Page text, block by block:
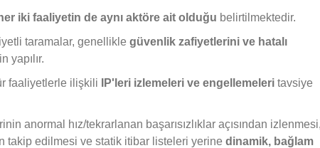
her iki faaliyetin de aynı aktöre ait olduğu belirtilmektedir.
taramalar, genellikle güvenlik zafiyetlerini ve hatalı
yapılır.
faaliyetlerle ilişkili
IP'leri izlemeleri ve engellemeleri tavsiye
anormal hız/tekrarlanan başarısızlıklar açısından izlenmesi,
takip edilmesi ve statik itibar listeleri yerine dinamik, bağlam